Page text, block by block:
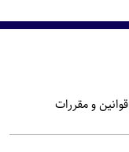
قوانین و مقررات